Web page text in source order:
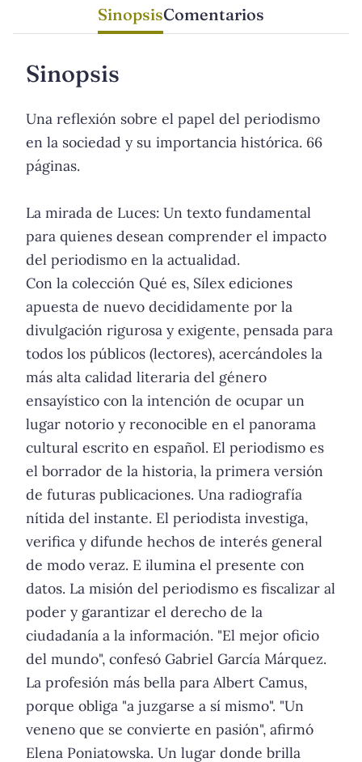
SinopsisComentarios
Sinopsis
Una reflexión sobre el papel del periodismo
en la sociedad y su importancia histórica. 66
páginas.
La mirada de Luces: Un texto fundamental
para quienes desean comprender el impacto
del periodismo en la actualidad.
Con la colección Qué es, Sílex ediciones
apuesta de nuevo decididamente por la
divulgación rigurosa y exigente, pensada para
todos los públicos (lectores), acercándoles la
más alta calidad literaria del género
ensayístico con la intención de ocupar un
lugar notorio y reconocible en el panorama
cultural escrito en español. El periodismo es
el borrador de la historia, la primera versión
de futuras publicaciones. Una radiografía
nítida del instante. El periodista investiga,
verifica y difunde hechos de interés general
de modo veraz. E ilumina el presente con
datos. La misión del periodismo es fiscalizar al
poder y garantizar el derecho de la
ciudadanía a la información. "El mejor oficio
del mundo", confesó Gabriel García Márquez.
La profesión más bella para Albert Camus,
porque obliga "a juzgarse a sí mismo". "Un
veneno que se convierte en pasión", afirmó
Elena Poniatowska. Un lugar donde brilla